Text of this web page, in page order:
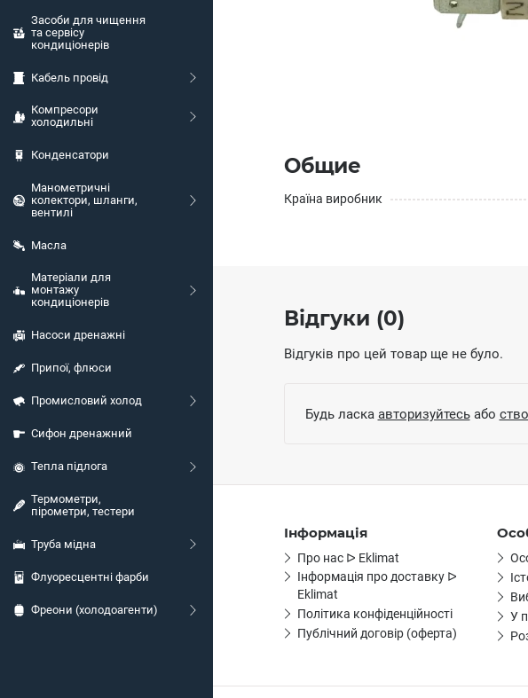
Засоби для чищення
та сервісу
кондиціонерів
Кабель провід
Компресори
холодильні
Конденсатори
Манометричні
колектори, шланги,
вентилі
Масла
Матеріали для
монтажу
кондиціонерів
Насоси дренажні
Припої, флюси
Промисловий холод
Сифон дренажний
Тепла підлога
Термометри,
пірометри, тестери
Труба мідна
Флуоресцентні фарби
Фреони (холодоагенти)
Общие
Країна виробник
Відгуки (0)
Відгуків про цей товар ще не було.
Будь ласка авторизуйтесьабо
Інформація
Про нас ᐅ Eklimat
Інформація про доставку ᐅ
Eklimat
Політика конфіденційності
Публічний договір (оферта)
У